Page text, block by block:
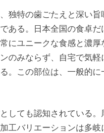
独特の歯ごたえと深い旨
ある。日本全国の食卓だ
にユニークな食感と濃厚
のみならず、自宅で気軽
。この部位は、一般的に
しても認知されている。
工バリエーションは多岐